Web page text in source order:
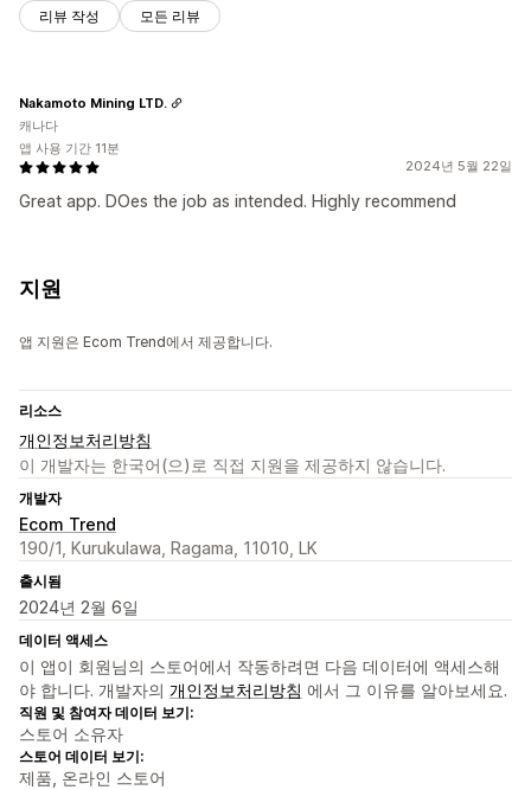
리뷰 작성 모든 리뷰
2024년 5월 22일
Great app. DOes the job as intended. Highly recommend
Nakamoto Mining LTD.
캐나다
앱 사용 기간 11분
지원
앱 지원은 Ecom Trend에서 제공합니다.
리소스
개인정보처리방침
이 개발자는 한국어(으)로 직접 지원을 제공하지 않습니다.
개발자
Ecom Trend
190/1, Kurukulawa, Ragama, 11010, LK
출시됨
2024년 2월 6일
데이터 액세스
이 앱이 회원님의 스토어에서 작동하려면 다음 데이터에 액세스해
야 합니다. 개발자의 개인정보처리방침 에서 그 이유를 알아보세요.
직원 및 참여자 데이터 보기:
스토어 소유자
스토어 데이터 보기:
제품, 온라인 스토어